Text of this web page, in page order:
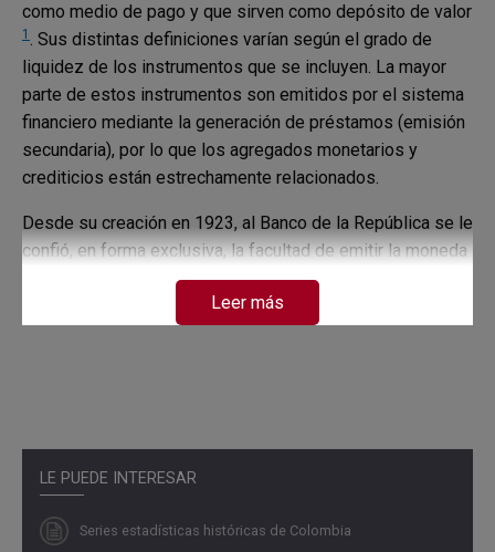
LE PUEDE INTERESAR
Series estadísticas históricas de Colombia
como medio de pago y que sirven como depósito de valor
1 . Sus distintas definiciones varían según el grado de
liquidez de los instrumentos que se incluyen. La mayor
parte de estos instrumentos son emitidos por el sistema
financiero mediante la generación de préstamos (emisión
secundaria), por lo que los agregados monetarios y
crediticios están estrechamente relacionados.
Desde su creación en 1923, al Banco de la República se le
confió, en forma exclusiva, la facultad de emitir la moneda
legal colombiana y de ejercer las funciones de regulación
y control monetario. Por tal razón, desde sus inicios se
2
han aparecido nuevos instrumentos financieros, los ha ido
incorporando a sus estadísticas.
Las cifras que aquí se presentan corresponden,
principalmente, a una actualización de las series incluidas
Leer más